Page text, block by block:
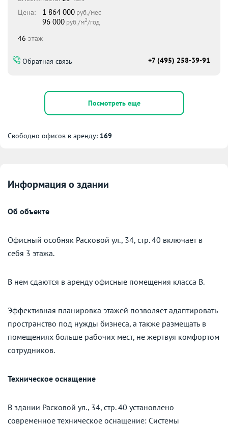
Цена:
1 864 000 руб./мес
96 000 руб./м2/год
46 этаж
Обратная связь +7 (495) 258-39-91
Посмотреть еще
Свободно офисов в аренду: 169
Информация о здании
Об объекте
Офисный особняк Расковой ул., 34, стр. 40 включает в
себя 3 этажа.
В нем сдаются в аренду офисные помещения класса B.
Эффективная планировка этажей позволяет адаптировать
пространство под нужды бизнеса, а также размещать в
помещениях больше рабочих мест, не жертвуя комфортом
сотрудников.
Техническое оснащение
В здании Расковой ул., 34, стр. 40 установлено
современное техническое оснащение: Системы